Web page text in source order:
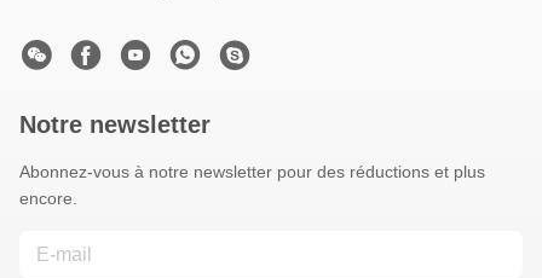
Notre newsletter
Abonnez-vous à notre newsletter pour des réductions et plus
encore.